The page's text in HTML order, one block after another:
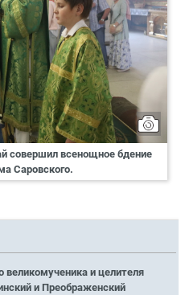
совершил всенощное бдение
Саровского.
великомученика и целителя
и Преображенский